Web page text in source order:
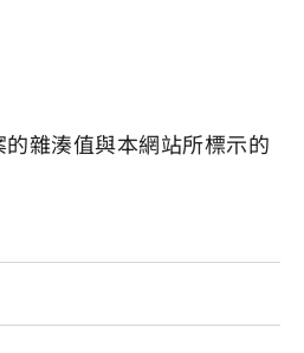
雜湊值與本網站所標示的